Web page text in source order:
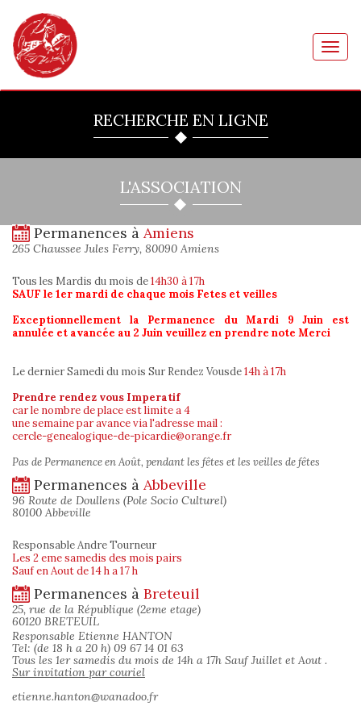
RECHERCHE EN LIGNE
L'ASSOCIATION
Permanences à Amiens
265 Chaussee Jules Ferry, 80090 Amiens
Tous les Mardis du mois de14h30 à 17h
SAUF le 1er mardi de chaque mois Fetes et veilles
Exceptionnellement la Permanence du Mardi 9 Juin est
annulée et avancée au 2 Juin veuillez en prendre note Merci
Le dernier Samedi du mois Sur Rendez Vousde14h à 17h
Prendre rendez vous Imperatif
car le nombre de place est limite a 4
une semaine par avance via l'adresse mail :
cercle-genealogique-de-picardie@orange.fr
Pas de Permanence en Août, pendant les fêtes et les veilles de fêtes
Permanences à Abbeville
96 Route de Doullens (Pole Socio Culturel)
80100 Abbeville
Responsable Andre Tourneur
Les 2 eme samedis des mois pairs
Sauf en Aout de 14 h a 17 h
Permanences à Breteuil
25, rue de la République (2eme etage)
60120 BRETEUIL
Responsable Etienne HANTON
Tel: (de 18 h a 20 h) 09 67 14 01 63
Tous les 1er samedis du mois de 14h a 17h Sauf Juillet et Aout .
Sur invitation par couriel
etienne.hanton@wanadoo.fr